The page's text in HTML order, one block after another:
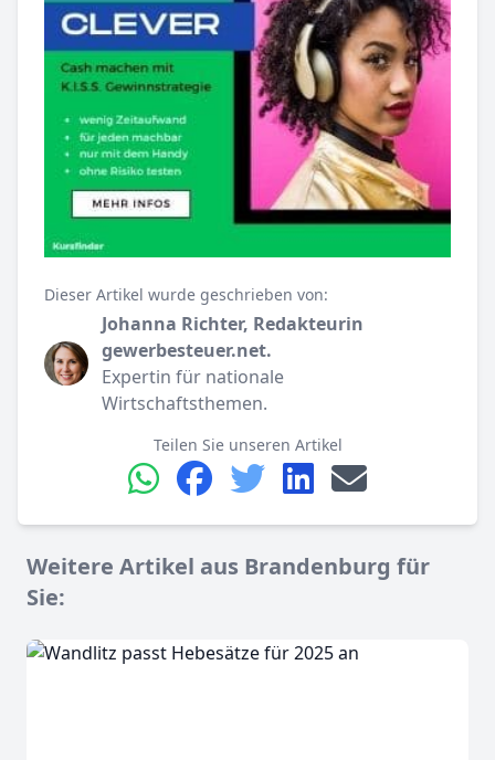
Dieser Artikel wurde geschrieben von:
Johanna Richter, Redakteurin
gewerbesteuer.net.
Expertin für nationale
Wirtschaftsthemen.
Teilen Sie unseren Artikel
Weitere Artikel aus Brandenburg für
Sie: